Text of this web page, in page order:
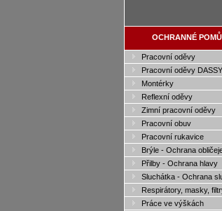
OCHRANNÉ
Pracovní oděvy
Pracovní oděvy DASSY
Montérky
Reflexní oděvy
Zimní pracovní oděvy
Pracovní obuv
Pracovní rukavice
Brýle - Ochrana
Přilby - Ochrana hlavy
Sluchátka - Ochrana
Respirátory, masky,
Práce ve výškách